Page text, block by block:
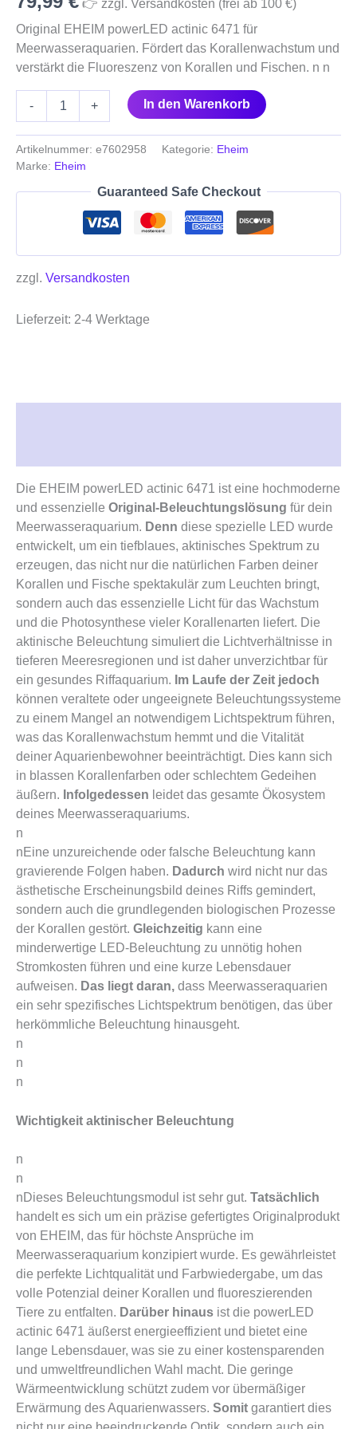
👉 zzgl. Versandkosten (frei ab 100 €)
Original EHEIM powerLED actinic 6471 für
Meerwasseraquarien. Fördert das Korallenwachstum und
verstärkt die Fluoreszenz von Korallen und Fischen. n n
- + In den Warenkorb
Artikelnummer: e7602958 Kategorie: Eheim
Marke: Eheim
Guaranteed Safe Checkout
zzgl. Versandkosten
Lieferzeit: 2-4 Werktage
Die EHEIM powerLED actinic 6471 ist eine hochmoderne
und essenzielle Original-Beleuchtungslösung für dein
Meerwasseraquarium. Denn diese spezielle LED wurde
entwickelt, um ein tiefblaues, aktinisches Spektrum zu
erzeugen, das nicht nur die natürlichen Farben deiner
Korallen und Fische spektakulär zum Leuchten bringt,
sondern auch das essenzielle Licht für das Wachstum
und die Photosynthese vieler Korallenarten liefert. Die
aktinische Beleuchtung simuliert die Lichtverhältnisse in
tieferen Meeresregionen und ist daher unverzichtbar für
ein gesundes Riffaquarium. Im Laufe der Zeit jedoch
können veraltete oder ungeeignete Beleuchtungssysteme
zu einem Mangel an notwendigem Lichtspektrum führen,
was das Korallenwachstum hemmt und die Vitalität
deiner Aquarienbewohner beeinträchtigt. Dies kann sich
in blassen Korallenfarben oder schlechtem Gedeihen
äußern. Infolgedessen leidet das gesamte Ökosystem
deines Meerwasseraquariums.
n
nEine unzureichende oder falsche Beleuchtung kann
gravierende Folgen haben. Dadurch wird nicht nur das
ästhetische Erscheinungsbild deines Riffs gemindert,
sondern auch die grundlegenden biologischen Prozesse
der Korallen gestört. Gleichzeitig kann eine
minderwertige LED-Beleuchtung zu unnötig hohen
Stromkosten führen und eine kurze Lebensdauer
aufweisen. Das liegt daran, dass Meerwasseraquarien
ein sehr spezifisches Lichtspektrum benötigen, das über
herkömmliche Beleuchtung hinausgeht.
n
n
n
Wichtigkeit aktinischer Beleuchtung
n
n
nDieses Beleuchtungsmodul ist sehr gut. Tatsächlich
handelt es sich um ein präzise gefertigtes Originalprodukt
von EHEIM, das für höchste Ansprüche im
Meerwasseraquarium konzipiert wurde. Es gewährleistet
die perfekte Lichtqualität und Farbwiedergabe, um das
volle Potenzial deiner Korallen und fluoreszierenden
Tiere zu entfalten. Darüber hinaus ist die powerLED
actinic 6471 äußerst energieeffizient und bietet eine
lange Lebensdauer, was sie zu einer kostensparenden
und umweltfreundlichen Wahl macht. Die geringe
Wärmeentwicklung schützt zudem vor übermäßiger
Erwärmung des Aquarienwassers. Somit garantiert dies